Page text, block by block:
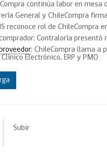
Abiertos
Mercado Público
continúa labor en mesa
General y ChileCompra
reconoce rol de ChileCompra
comprador: Contraloría
: ChileCompra llama a
Electrónico, ERP y PMO
Subir